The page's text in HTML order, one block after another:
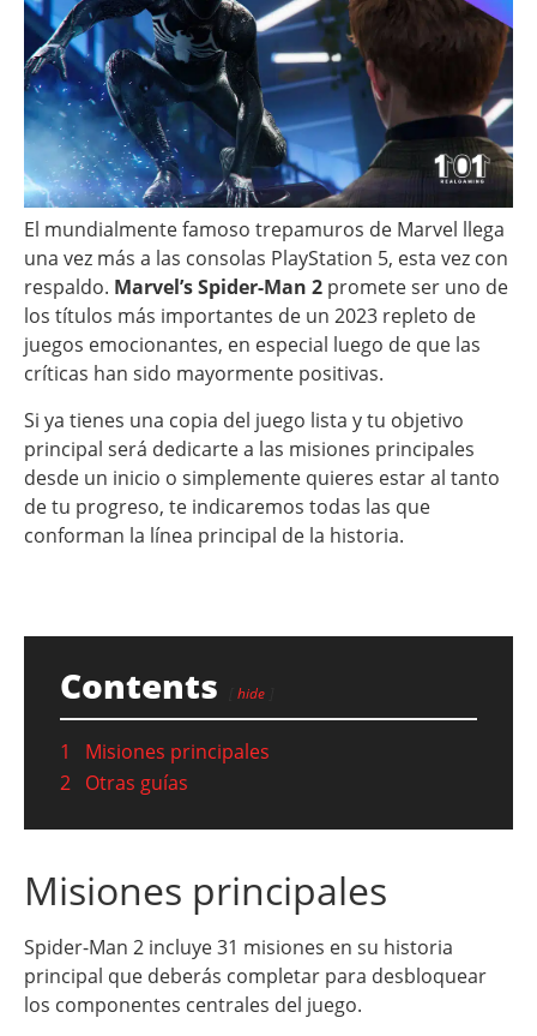
El mundialmente famoso trepamuros de Marvel llega
una vez más a las consolas PlayStation 5, esta vez con
respaldo. Marvel’s Spider-Man 2 promete ser uno de
los títulos más importantes de un 2023 repleto de
juegos emocionantes, en especial luego de que las
críticas han sido mayormente positivas.
Si ya tienes una copia del juego lista y tu objetivo
principal será dedicarte a las misiones principales
desde un inicio o simplemente quieres estar al tanto
de tu progreso, te indicaremos todas las que
conforman la línea principal de la historia.
Contents hide
1
Misiones principales
2 Otras guías
Misiones principales
Spider-Man 2 incluye 31 misiones en su historia
principal que deberás completar para desbloquear
los componentes centrales del juego.